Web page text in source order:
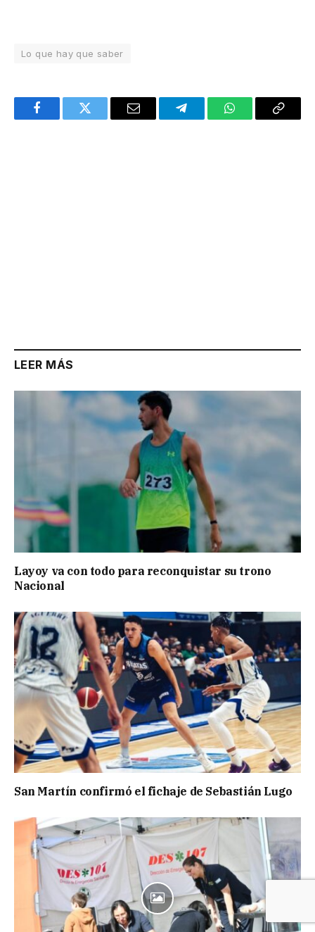
Lo que hay que saber
FacebookTwitter Email TelegramWhatsAppCopy
LEER MÁS
Layoy va con todo para reconquistar su trono
Nacional
San Martín confirmó el fichaje de Sebastián Lugo